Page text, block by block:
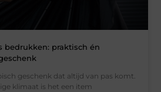
bedrukken: praktisch én
geschenk dat altijd van pas komt.
klimaat is het een item